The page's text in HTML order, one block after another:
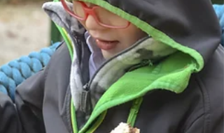
自閉症スペクトラム障害では、一般的に言葉や身
体的発達に遅延が認められることが多く、診断に
おいて発達歴に関する問診が重要視されていま
す。 今回は、自閉症では、どのくらい発達が遅
るのか、具体的な期間について知ろうとした研究
をご紹介します。 Developmental...